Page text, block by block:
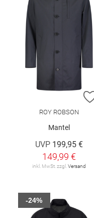
ROY ROBSON
Mantel
UVP 199,95 €
149,99 €
inkl. MwSt. zzgl. Versand
-24%